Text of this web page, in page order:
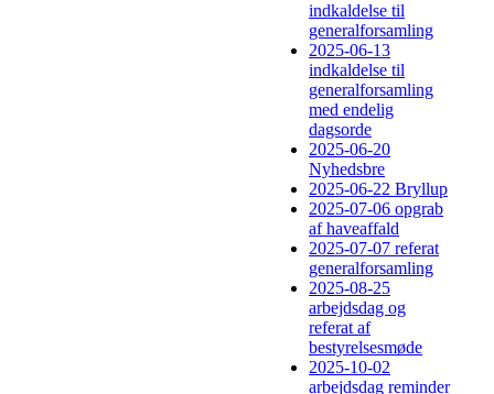
indkaldelse til
generalforsamling
2025-06-13
indkaldelse til
generalforsamling
med endelig
dagsorde
2025-06-20
Nyhedsbre
2025-06-22 Bryllup
2025-07-06 opgrab
af haveaffald
2025-07-07 referat
generalforsamling
2025-08-25
arbejdsdag og
referat af
bestyrelsesmøde
2025-10-02
arbejdsdag reminder